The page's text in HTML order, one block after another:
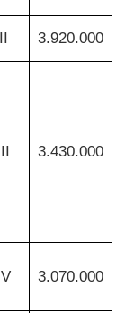
3.920.000
3.430.000
IV 3.070.000